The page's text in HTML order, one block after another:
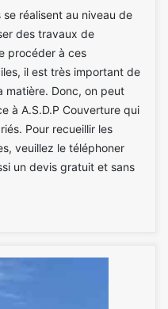
réalisent au niveau de
des travaux de
procéder à ces
il est très important de
matière. Donc, on peut
à A.S.D.P Couverture qui
Pour recueillir les
veuillez le téléphoner
un devis gratuit et sans